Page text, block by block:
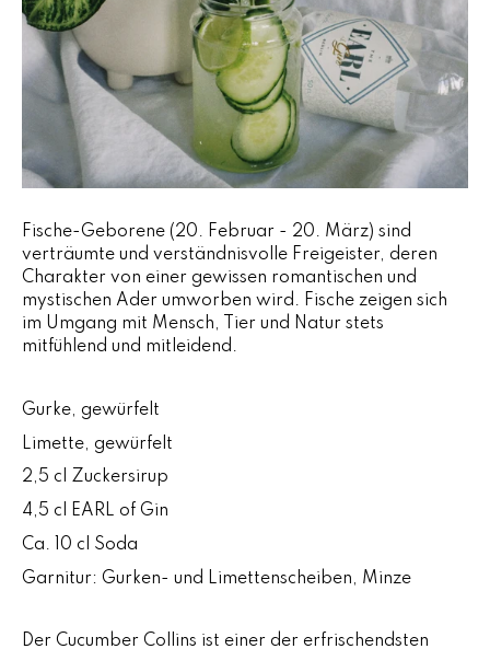
Fische-Geborene (20. Februar - 20. März) sind
verträumte und verständnisvolle Freigeister, deren
Charakter von einer gewissen romantischen und
mystischen Ader umworben wird. Fische zeigen sich
im Umgang mit Mensch, Tier und Natur stets
mitfühlend und mitleidend.
Gurke, gewürfelt
Limette, gewürfelt
2,5 cl Zuckersirup
4,5 cl EARL of Gin
Ca. 10 cl Soda
Garnitur: Gurken- und Limettenscheiben, Minze
Der Cucumber Collins ist einer der erfrischendsten